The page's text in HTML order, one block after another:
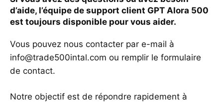
d’aide, l’équipe de support client GPT Alora 500
est toujours disponible pour vous aider.
Vous pouvez nous contacter par e-mail à
info@trade500intal.com ou remplir le formulaire
de contact.
Notre objectif est de répondre rapidement à